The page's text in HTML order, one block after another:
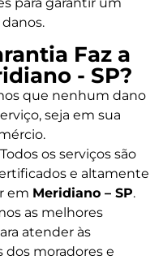
Faz a
- SP?
que nenhum dano
seja em sua
Todos os serviços são
e altamente
em Meridiano – SP.
as melhores
atender às
dos moradores e